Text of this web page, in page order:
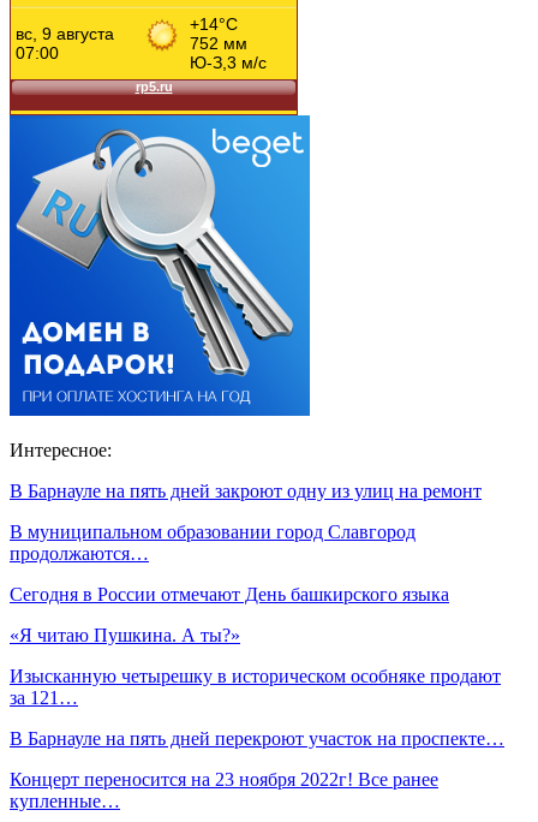
Интересное:
В Барнауле на пять дней закроют одну из улиц на ремонт
В муниципальном образовании город Славгород
продолжаются…
Сегодня в России отмечают День башкирского языка
«Я читаю Пушкина. А ты?»
Изысканную четырешку в историческом особняке продают
за 121…
В Барнауле на пять дней перекроют участок на проспекте…
Концерт переносится на 23 ноября 2022г! Все ранее
купленные…